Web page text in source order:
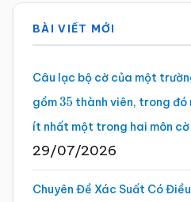
Sidebar
chính
BÀI VIẾT MỚI
Câu lạc bộ cờ của một
gồm35 thành viên, trong đó
ít nhất một trong hai môn
29/07/2026
Chuyên Đề Xác Suất Có